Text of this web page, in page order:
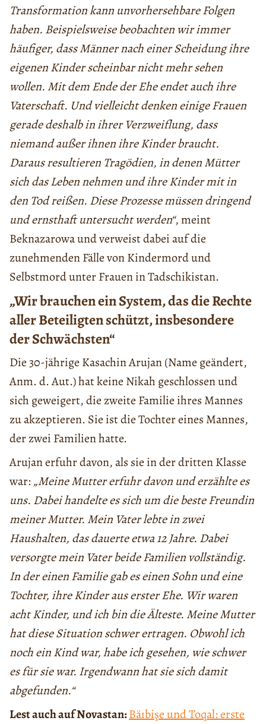
Transformation kann unvorhersehbare Folgen
haben. Beispielsweise beobachten wir immer
häufiger, dass Männer nach einer Scheidung ihre
eigenen Kinder scheinbar nicht mehr sehen
wollen. Mit dem Ende der Ehe endet auch ihre
Vaterschaft. Und vielleicht denken einige Frauen
gerade deshalb in ihrer Verzweiflung, dass
niemand außer ihnen ihre Kinder braucht.
Daraus resultieren Tragödien, in denen Mütter
sich das Leben nehmen und ihre Kinder mit in
den Tod reißen. Diese Prozesse müssen dringend
und ernsthaft untersucht werden“, meint
Beknazarowa und verweist dabei auf die
zunehmenden Fälle von Kindermord und
Selbstmord unter Frauen in Tadschikistan.
„Wir brauchen ein System, das die Rechte
aller Beteiligten schützt, insbesondere
der Schwächsten“
Die 30-jährige Kasachin Arujan (Name geändert,
Anm. d. Aut.) hat keine Nikah geschlossen und
sich geweigert, die zweite Familie ihres Mannes
zu akzeptieren. Sie ist die Tochter eines Mannes,
der zwei Familien hatte.
Arujan erfuhr davon, als sie in der dritten Klasse
war: „Meine Mutter erfuhr davon und erzählte es
uns. Dabei handelte es sich um die beste Freundin
meiner Mutter. Mein Vater lebte in zwei
Haushalten, das dauerte etwa 12 Jahre. Dabei
versorgte mein Vater beide Familien vollständig.
In der einen Familie gab es einen Sohn und eine
Tochter, ihre Kinder aus erster Ehe. Wir waren
acht Kinder, und ich bin die Älteste. Meine Mutter
hat diese Situation schwer ertragen. Obwohl ich
noch ein Kind war, habe ich gesehen, wie schwer
es für sie war. Irgendwann hat sie sich damit
abgefunden.“
Lest auch auf Novastan:Bäıbişe und Toqal: erste